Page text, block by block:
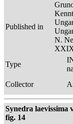
Published in
N.
Type
Collector
Synedra laevissima
fig. 14